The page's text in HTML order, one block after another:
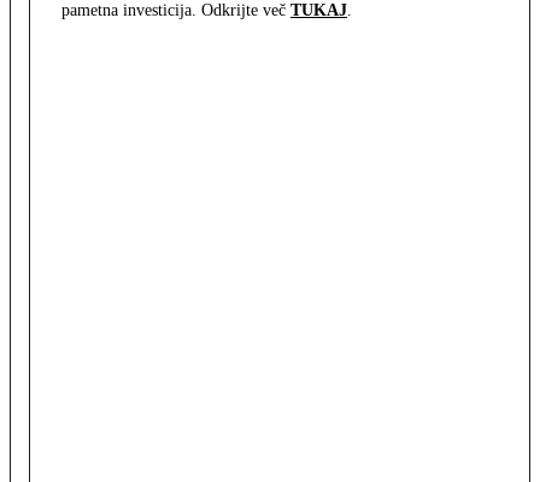
pametna investicija. Odkrijte več TUKAJ.